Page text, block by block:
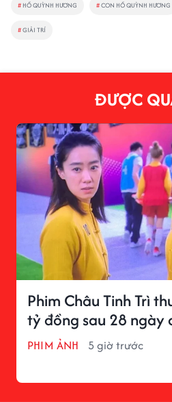
# HỒ QUỲNH HƯƠNG #CON HỒ QUỲNH HƯƠNG
#GIẢI TRÍ
ĐƯỢC
Phim Châu Tinh Trì
tỷ đồng sau 28 ngày
PHIM ẢNH 5 giờ trước